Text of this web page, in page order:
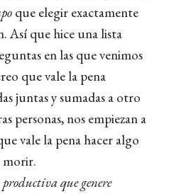
que elegir exactamente
Así que hice una lista
en las que venimos
que vale la pena
juntas y sumadas a otro
personas, nos empiezan a
vale la pena hacer algo
morir.
que genere